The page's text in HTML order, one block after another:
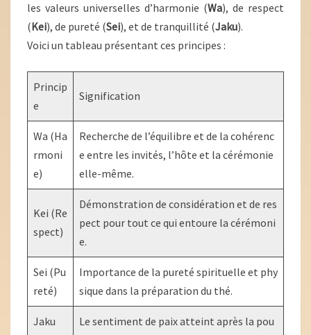
les valeurs universelles d’harmonie (Wa), de respect
(Kei), de pureté (Sei), et de tranquillité (Jaku).
Voici un tableau présentant ces principes :
Princip
e
Signification
Wa (Ha
rmoni
e)
Recherche de l’équilibre et de la cohérenc
e entre les invités, l’hôte et la cérémonie
elle-même.
Kei (Re
spect)
Démonstration de considération et de res
pect pour tout ce qui entoure la cérémoni
e.
Sei (Pu
reté)
Importance de la pureté spirituelle et phy
sique dans la préparation du thé.
Jaku
Le sentiment de paix atteint après la pou